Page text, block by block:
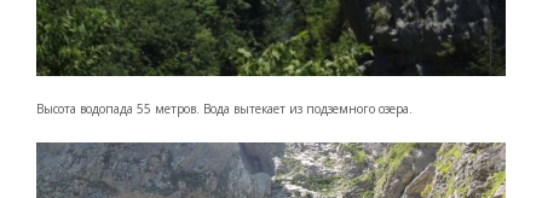
Высота водопада 55 метров. Вода вытекает из подземного озера.